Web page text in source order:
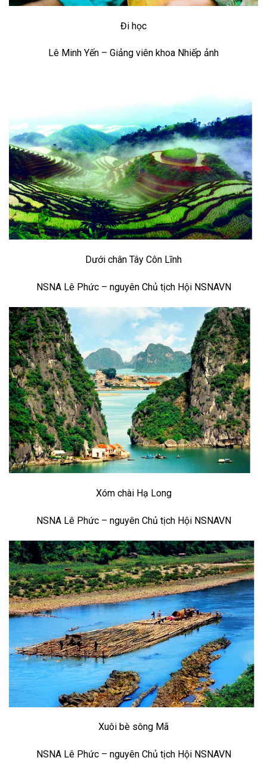
Đi học
Lê Minh Yến – Giảng viên khoa Nhiếp ảnh
Dưới chân Tây Côn Lĩnh
NSNA Lê Phức – nguyên Chủ tịch Hội NSNAVN
Xóm chài Hạ Long
NSNA Lê Phức – nguyên Chủ tịch Hội NSNAVN
Xuôi bè sông Mã
NSNA Lê Phức – nguyên Chủ tịch Hội NSNAVN